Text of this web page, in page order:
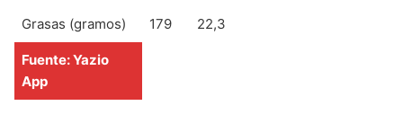
Grasas (gramos) 179 22,3
Fuente: Yazio
App